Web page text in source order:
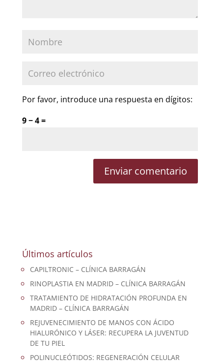
Por favor, introduce una respuesta en dígitos:
9 − 4 =
Últimos artículos
CAPILTRONIC – CLÍNICA BARRAGÁN
RINOPLASTIA EN MADRID – CLÍNICA BARRAGÁN
TRATAMIENTO DE HIDRATACIÓN PROFUNDA EN
MADRID – CLÍNICA BARRAGÁN
REJUVENECIMIENTO DE MANOS CON ÁCIDO
HIALURÓNICO Y LÁSER: RECUPERA LA JUVENTUD
DE TU PIEL
POLINUCLEÓTIDOS: REGENERACIÓN CELULAR